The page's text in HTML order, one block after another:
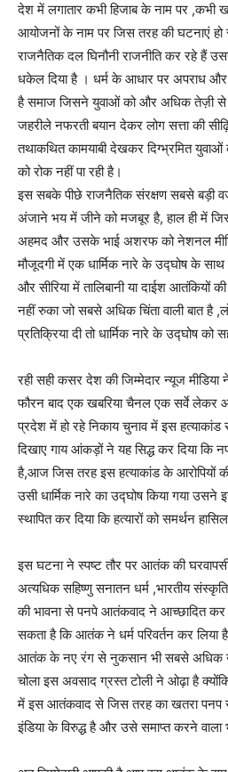
देश में लगातार कभी हिजाब के नाम पर ,कभी
आयोजनों के नाम पर जिस तरह की घटनाएं
राजनैतिक दल घिनौनी राजनीति कर रहे
धकेल दिया है । धर्म के आधार पर अपराध और
है समाज जिसने युवाओं को और अधिक तेज़ी से
जहरीले नफरती बयान देकर लोग सत्ता की
तथाकथित कामयाबी देखकर दिग्भ्रमित
को रोक नहीं पा रही है।
इस सबके पीछे राजनैतिक संरक्षण सबसे बड़ी
अंजाने भय में जीने को मजबूर है, हाल ही में
अहमद और उसके भाई अशरफ को नेशनल
मौजूदगी में एक धार्मिक नारे के उद्घोष के
और सीरिया में तालिबानी या दाईश आतंकियों
नहीं रुका जो सबसे अधिक चिंता वाली बात है
प्रतिक्रिया दी तो धार्मिक नारे के उद्घोष को
रही सही कसर देश की जिम्मेदार न्यूज
फौरन बाद एक खबरिया चैनल एक सर्वे लेकर आ
प्रदेश में हो रहे निकाय चुनाव में इस हत्याकांड
दिखाए गाय आंकड़ों ने यह सिद्ध कर दिया कि
है,आज जिस तरह इस हत्याकांड के आरोपियों
उसी धार्मिक नारे का उद्घोष किया गया
स्थापित कर दिया कि हत्यारों को समर्थन
इस घटना ने स्पष्ट तौर पर आतंक की
अत्यधिक सहिष्णु सनातन धर्म ,भारतीय
की भावना से पनपे आतंकवाद ने आच्छादित कर
सकता है कि आतंक ने धर्म परिवर्तन कर लिया
आतंक के नए रंग से नुकसान भी सबसे अधिक
चोला इस अवसाद ग्रस्त टोली ने ओढ़ा है
में इस आतंकवाद से जिस तरह का खतरा पनप
इंडिया के विरुद्ध है और उसे समाप्त करने